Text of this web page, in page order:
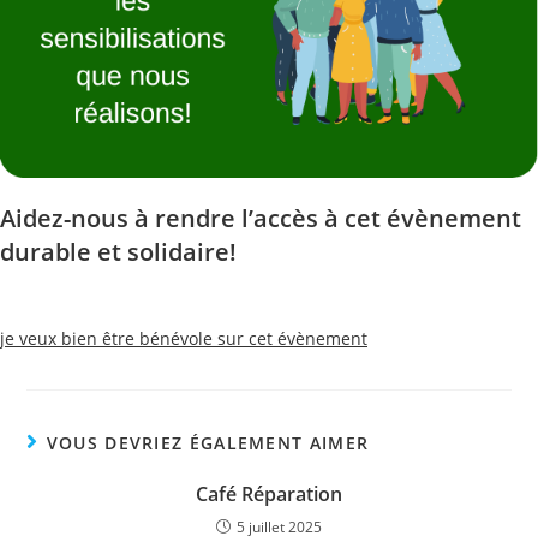
Aidez-nous à rendre l’accès à cet évènement
durable et solidaire!
je veux bien être bénévole sur cet évènement
VOUS DEVRIEZ ÉGALEMENT AIMER
Café Réparation
5 juillet 2025